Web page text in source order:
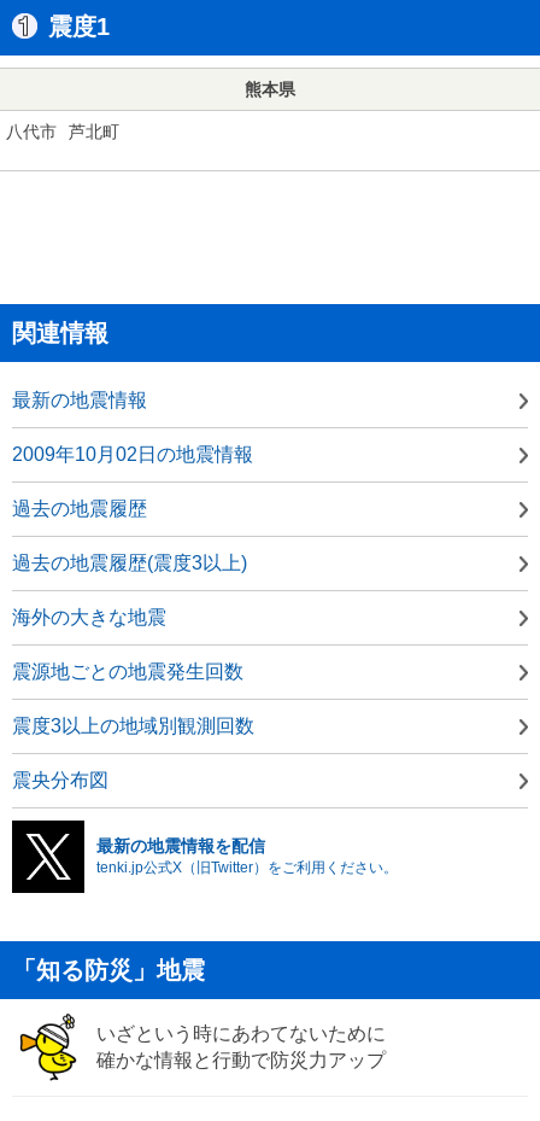
震度1
熊本県
八代市 芦北町
関連情報
最新の地震情報
2009年10月02日の地震情報
過去の地震履歴
過去の地震履歴(震度3以上)
海外の大きな地震
震源地ごとの地震発生回数
震度3以上の地域別観測回数
震央分布図
最新の地震情報を配信
tenki.jp公式X（旧Twitter）をご利用ください。
「知る防災」地震
いざという時にあわてないために
確かな情報と行動で防災力アップ